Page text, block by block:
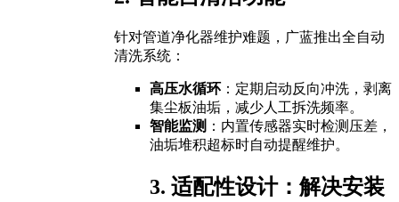
针对管道净化器维护难题，广蓝推出全自动
清洗系统：
高压水循环 ：定期启动反向冲洗，剥离
集尘板油垢，减少人工拆洗频率。
智能监测 ：内置传感器实时检测压差，
油垢堆积超标时自动提醒维护。
3. 适配性设计：解决安装